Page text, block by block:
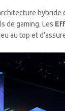
de gaming. Les
au top et